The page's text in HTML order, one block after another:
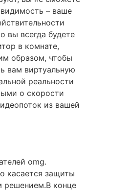
– ваше
вы всегда будете
в комнате,
образом, чтобы
вам виртуальную
реальности
о скорости
из вашей
omg.
касается защиты
решением.В конце